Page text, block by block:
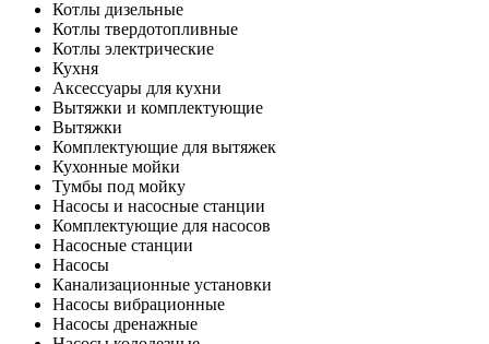
Котлы дизельные
Котлы твердотопливные
Котлы электрические
Кухня
Аксессуары для кухни
Вытяжки и комплектующие
Вытяжки
Комплектующие для вытяжек
Кухонные мойки
Тумбы под мойку
Насосы и насосные станции
Комплектующие для насосов
Насосные станции
Насосы
Канализационные установки
Насосы вибрационные
Насосы дренажные